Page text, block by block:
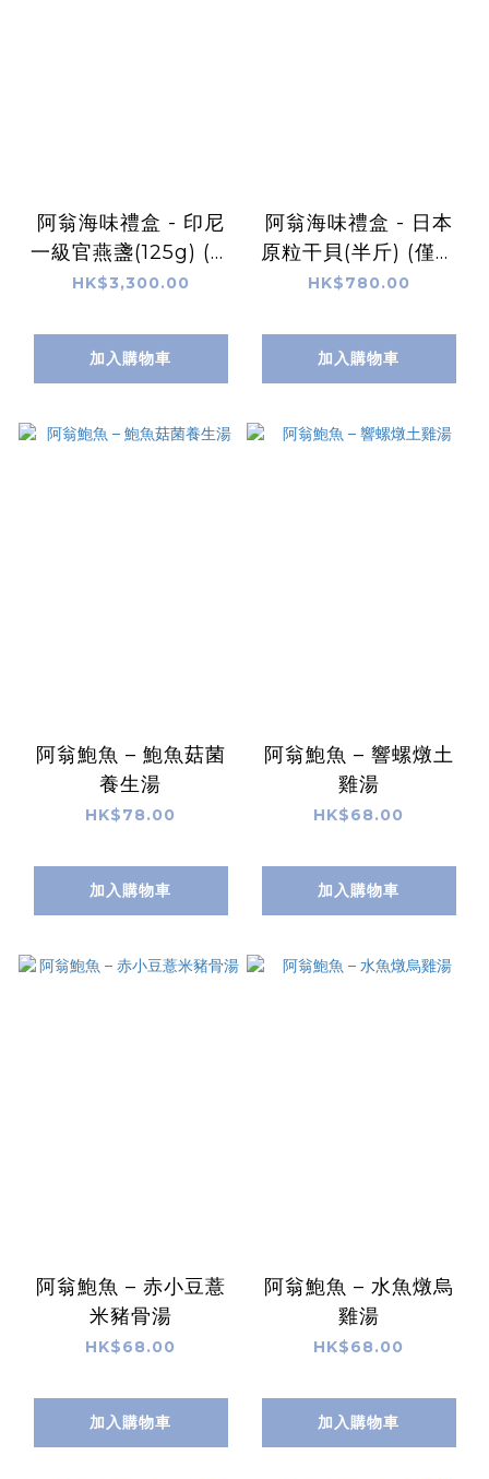
阿翁海味禮盒 - 印尼
一級官燕盞(125g) (僅
在商店有售)
HK$3,300.00
加入購物車
阿翁海味禮盒 - 日本
原粒干貝(半斤) (僅在
商店有售)
HK$780.00
加入購物車
阿翁鮑魚 – 鮑魚菇菌
養生湯
HK$78.00
加入購物車
阿翁鮑魚 – 響螺燉土
雞湯
HK$68.00
加入購物車
阿翁鮑魚 – 赤小豆薏
米豬骨湯
HK$68.00
加入購物車
阿翁鮑魚 – 水魚燉烏
雞湯
HK$68.00
加入購物車